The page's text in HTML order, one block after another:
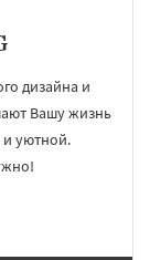
дизайна и
Вашу жизнь
уютной.